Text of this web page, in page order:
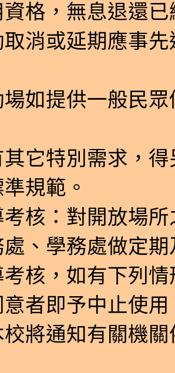
格，無息退還
消或延期應事
如提供一般民
它特別需求，
規範。
考核：對開放場
、學務處做定期
核，如有下列
意者即予中止使用
將通知有關機